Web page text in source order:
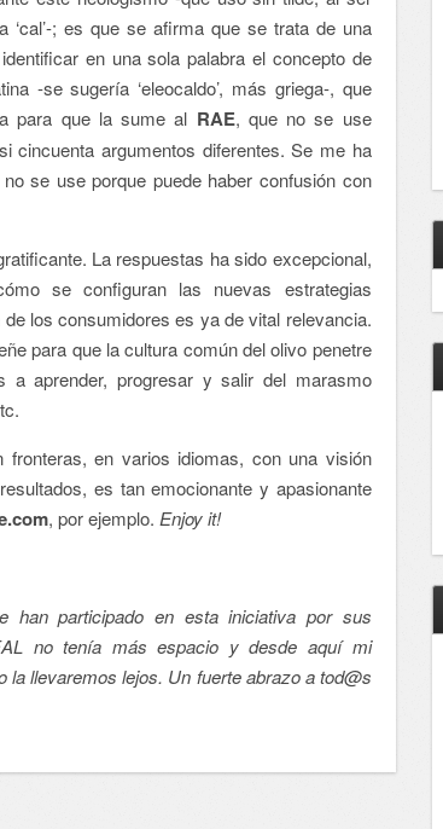
; es que se afirma que se trata de una
en una sola palabra el concepto de
-se sugería ‘eleocaldo’, más griega-, que
para que la sume al RAE, que no se use
cincuenta argumentos diferentes. Se me ha
se use porque puede haber confusión con
La respuestas ha sido excepcional,
se configuran las nuevas estrategias
los consumidores es ya de vital relevancia.
para que la cultura común del olivo penetre
a aprender, progresar y salir del marasmo
en varios idiomas, con una visión
es tan emocionante y apasionante
, por ejemplo.Enjoy it!
han participado en esta iniciativa por sus
no tenía más espacio y desde aquí mi
la llevaremos lejos. Un fuerte abrazo a tod@s